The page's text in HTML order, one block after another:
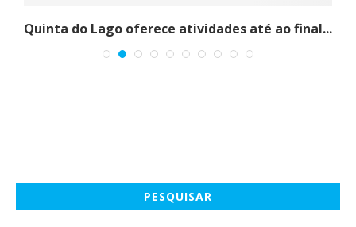
Quinta do Lago oferece atividades até ao final...
PESQUISAR